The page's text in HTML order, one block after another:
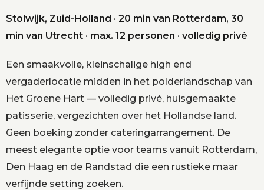
Stolwijk, Zuid-Holland · 20 min van Rotterdam, 30
min van Utrecht · max. 12 personen · volledig privé
Een smaakvolle, kleinschalige high end
vergaderlocatie midden in het polderlandschap van
Het Groene Hart — volledig privé, huisgemaakte
patisserie, vergezichten over het Hollandse land.
Geen boeking zonder cateringarrangement. De
meest elegante optie voor teams vanuit Rotterdam,
Den Haag en de Randstad die een rustieke maar
verfijnde setting zoeken.